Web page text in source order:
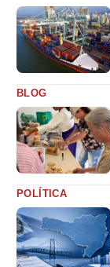
BLOG
POLÍTICA